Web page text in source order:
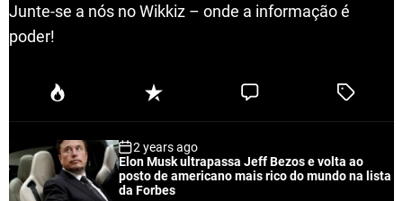
Junte-se a nós no Wikkiz – onde a informação é
poder!
P
u
a
R
e
n
t
C
e
T
e
2 years ago
Elon Musk ultrapassa Jeff Bezos e volta ao
posto de americano mais rico do mundo na lista
da Forbes